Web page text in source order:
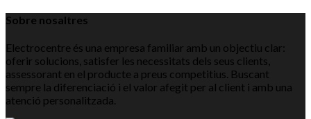
Sobre nosaltres
Electrocentre és una empresa familiar amb un objectiu clar:
oferir solucions, satisfer les necessitats dels seus clients,
assessorant en el producte a preus competitius. Buscant
sempre la diferenciació i el valor afegit per al client i amb una
atenció personalitzada.